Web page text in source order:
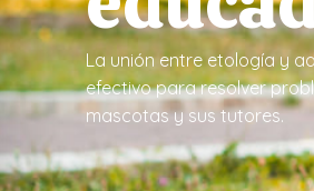
La unión entre etología y
efectivo para resolver
mascotas y sus tutores.